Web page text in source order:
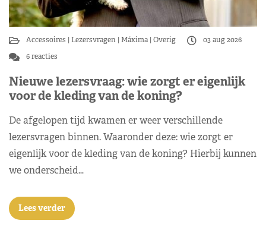
Accessoires Lezersvragen Máxima Overig
03 aug 2026
6 reacties
Nieuwe lezersvraag: wie zorgt er eigenlijk
voor de kleding van de koning?
De afgelopen tijd kwamen er weer verschillende
lezersvragen binnen. Waaronder deze: wie zorgt er
eigenlijk voor de kleding van de koning? Hierbij kunnen
we onderscheid…
Lees verder